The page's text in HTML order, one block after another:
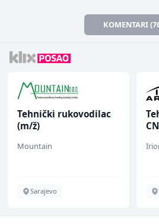
KOMENTARI
Tehnički rukovodilac
(m/ž)
Mountain
Sarajevo